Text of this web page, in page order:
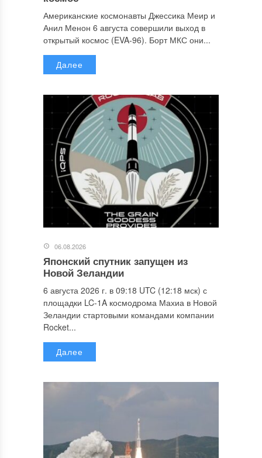
Американские космонавты Джессика Меир и
Анил Менон 6 августа совершили выход в
открытый космос (EVA-96). Борт МКС они...
Далее
06.08.2026
Японский спутник запущен из
Новой Зеландии
6 августа 2026 г. в 09:18 UTC (12:18 мск) с
площадки LC-1A космодрома Махиа в Новой
Зеландии стартовыми командами компании
Rocket...
Далее